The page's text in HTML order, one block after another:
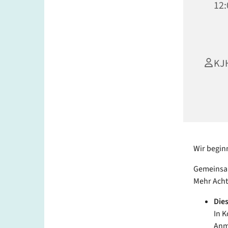
Wir
Mehr
In